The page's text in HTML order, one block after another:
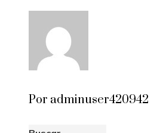
Por adminuser420942